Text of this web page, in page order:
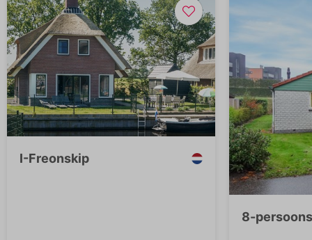
I-Freonskip
8-